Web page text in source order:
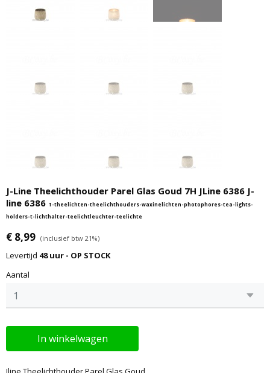
J-Line Theelichthouder Parel Glas Goud 7H JLine 6386 J-
line 6386 T-theelichten-theelichthouders-waxinelichten-photophores-tea-lights-
holders-t-lichthalter-teelichtleuchter-teelichte
€ 8,99 (inclusief btw 21%)
Levertijd 48 uur - OP STOCK
Aantal
In winkelwagen